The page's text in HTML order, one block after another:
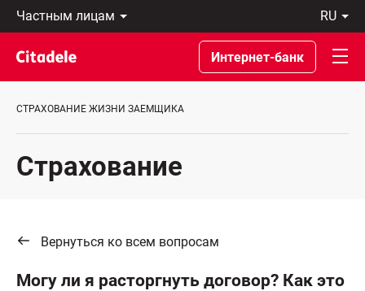
Частным
лицам
Предприятиям
Private
Banking
банке
ru
Latviski
По-
русски
In
Интернет-банк
СТРАХОВАНИЕ ЖИЗНИ ЗАЕМЩИКА
Страхование
Вернуться ко всем вопросам
Могу ли я расторгнуть договор? Как это